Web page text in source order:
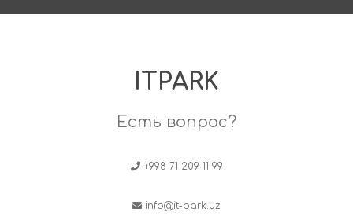
ITPARK
Есть вопрос?
+998 71 209 11 99
info@it-park.uz